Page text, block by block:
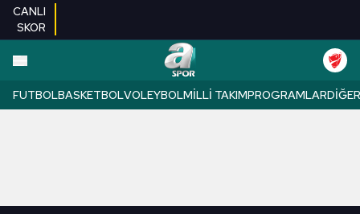
CANLI
SKOR
FUTBOLBASKETBOLVOLEYBOLMILLI TAKIMPROGRAMLARDIĞER